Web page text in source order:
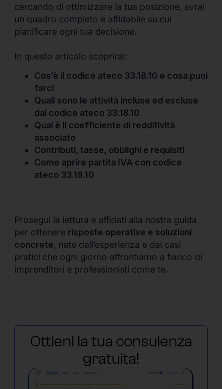
cercando di ottimizzare la tua posizione, avrai
un quadro completo e affidabile su cui
pianificare ogni tua decisione.
In questo articolo scoprirai:
Cos’è il codice ateco 33.18.10 e cosa puoi
farci
Quali sono le attività incluse ed escluse
dal codice ateco 33.18.10
Qual è il coefficiente di redditività
associato
Contributi, tasse, obblighi e requisiti
Come aprire partita IVA con codice
ateco 33.18.10
Prosegui la lettura e affidati alla nostra guida
per ottenere risposte operative e soluzioni
concrete, nate dall’esperienza e dai casi
pratici che ogni giorno affrontiamo a fianco di
imprenditori e professionisti come te.
Ottieni la tua consulenza
gratuita!